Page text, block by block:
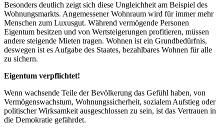
Besonders deutlich zeigt sich diese Ungleichheit am Beispiel des
Wohnungsmarkts. Angemessener Wohnraum wird für immer mehr
Menschen zum Luxusgut. Während vermögende Personen
Eigentum besitzen und von Wertsteigerungen profitieren, müssen
andere steigende Mieten tragen. Wohnen ist ein Grundbedürfnis,
deswegen ist es Aufgabe des Staates, bezahlbares Wohnen für alle
zu sichern.
Eigentum verpflichtet!
Wenn wachsende Teile der Bevölkerung das Gefühl haben, von
Vermögenswachstum, Wohnungssicherheit, sozialem Aufstieg oder
politischer Wirksamkeit ausgeschlossen zu sein, ist das Vertrauen in
die Demokratie gefährdet.